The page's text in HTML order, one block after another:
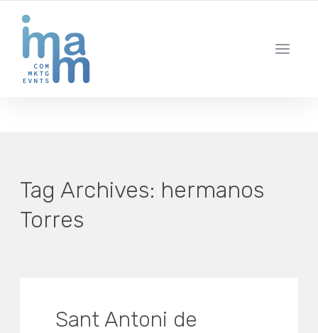
IBIZA · MADRID · BARCELONA
Tag Archives: hermanos
Torres
Sant Antoni de